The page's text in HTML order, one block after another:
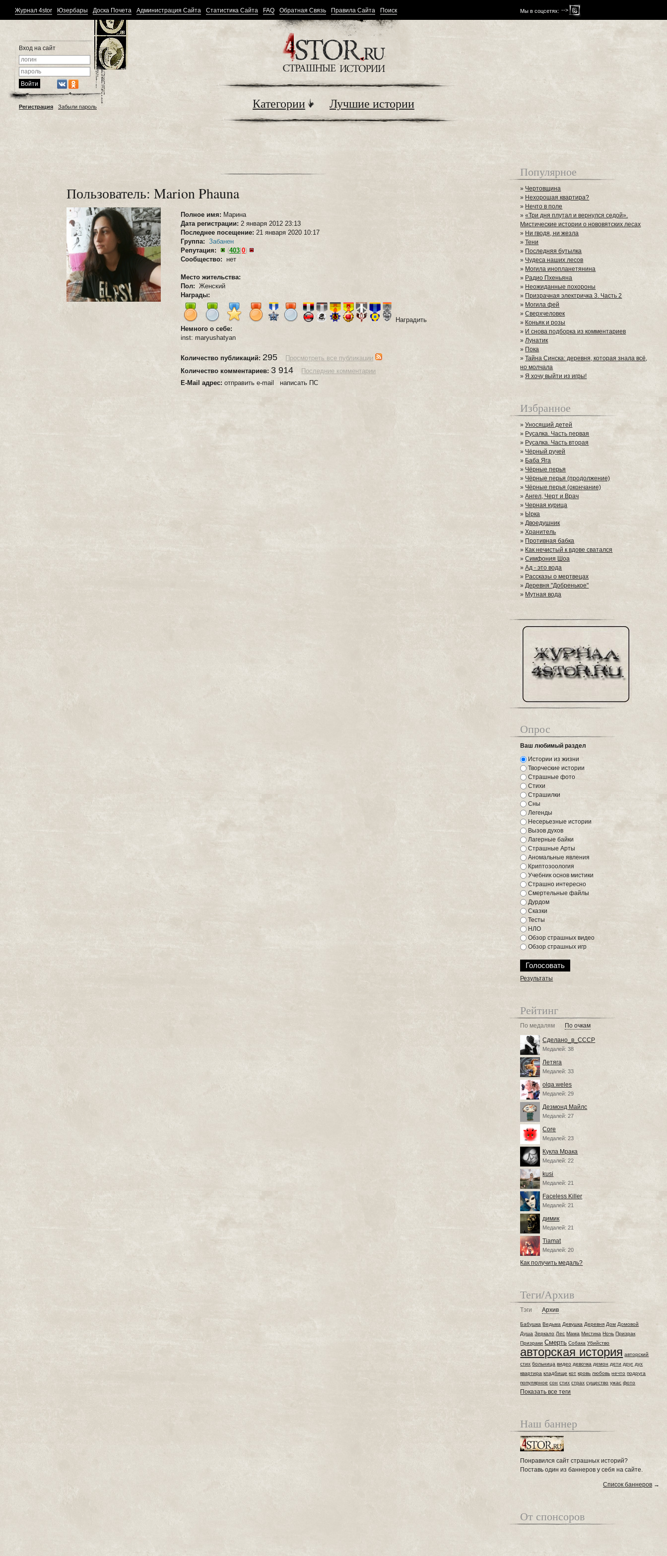
Мы в соцсетях: -->
Журнал 4stor Юзербары Доска Почета Администрация Сайта Статистика Сайта FAQ Обратная Связь Правила Сайта Поиск
Вход на сайт
Регистрация Забыли пароль Категории Лучшие истории
Пользователь: Marion Phauna
Полное имя: Марина
Дата регистрации:2 января 2012 23:13
Последнее посещение:21 января 2020 10:17
Группа:
Забанен
Репутация:
(403 |0)
Сообщество:нет
Место жительства:
Пол:Женский
Награды:
Наградить
Немного о себе:
inst: maryushatyan
Количество публикаций: 295
Просмотреть все публикации
Количество комментариев: 3 914
Последние комментарии
E-Mail адрес:отправить e-mail написать ПС
Популярное
» Чертовщина
» Нехорошая квартира?
» Нечто в поле
»«Три дня плутал и вернулся седой».
Мистические истории о нововятских лесах
» Ни гводя, ни жезла
»Тени
» Последняя бутылка
» Чудеса наших лесов
» Могила инопланетянина
» Радио Пхеньяна
» Неожиданные похороны
» Призрачная электричка 3. Часть 2
» Могила фей
»Сверхчеловек
» Коньяк и розы
» И снова подборка из комментариев
»Лунатик
» Пока
»Тайна Синска: деревня, которая знала всё,
но молчала
»Я хочу выйти из игры!
Избранное
»Уносящий детей
» Русалка. Часть первая
» Русалка. Часть вторая
» Чёрный ручей
» Баба Яга
» Чёрные перья
»Чёрные перья (продолжение)
» Чёрные перья (окончание)
»Ангел, Черт и Врач
» Черная курица
» Ырка
»Двоедушник
»Хранитель
» Противная бабка
» Как нечистый к вдове сватался
»Симфония Шоа
»Ад - это вода
» Рассказы о мертвецах
»Деревня "Добренькое"
» Мутная вода
Опрос
Ваш любимый раздел
Истории из жизни
Творческие истории
Страшные фото
Стихи
Страшилки
Сны
Легенды
Несерьезные истории
Вызов духов
Лагерные байки
Страшные Арты
Аномальные явления
Криптозоология
Учебник основ мистики
Страшно интересно
Смертельные файлы
Дурдом
Сказки
Тесты
НЛО
Обзор страшных видео
Обзор страшных игр
Результаты
Рейтинг
По медалям По очкам
Сделано_в_СССР
Медалей: 38
Летяга
Медалей: 33
olqa.weles
Медалей: 29
Дезмонд Майлс
Медалей: 27
Core
Медалей: 23
Кукла Мрака
Медалей: 22
kusi
Медалей: 21
Faceless Killer
Медалей: 21
димик
Медалей: 21
Tiamat
Медалей: 20
Как получить медаль?
Теги/Архив
Тэги Архив
Бабушка Ведьма Девушка Деревня Дом Домовой
Душа Зеркало Лес Мама Мистика Ночь Призрак
Призраки Смерть Собака Убийство
авторская история авторский
стих больница видео девочка демон дети друг дух
квартира кладбище кот кровь любовь нечто подруга
популярное сон стих страх существо ужас фото
Показать все теги
Наш баннер
Понравился сайт страшных историй?
Поставь один из баннеров у себя на сайте.
Список баннеров →
От спонсоров